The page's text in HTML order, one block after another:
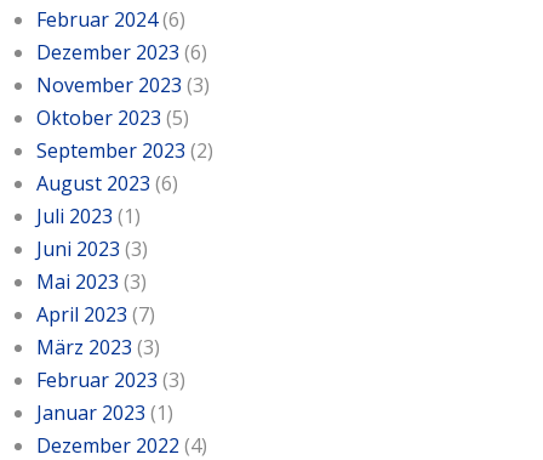
Februar 2024(6)
Dezember 2023 (6)
November 2023 (3)
Oktober 2023 (5)
September 2023 (2)
August 2023 (6)
Juli 2023 (1)
Juni 2023 (3)
Mai 2023 (3)
April 2023 (7)
März 2023 (3)
Februar 2023 (3)
Januar 2023 (1)
Dezember 2022 (4)